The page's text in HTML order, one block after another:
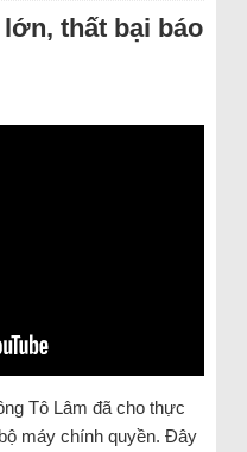
thất bại báo
Tô Lâm đã cho thực
máy chính quyền. Đây